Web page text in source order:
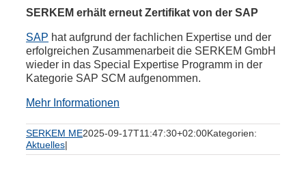
SERKEM erhält erneut Zertifikat von der SAP
SAP hat aufgrund der fachlichen Expertise und der
erfolgreichen Zusammenarbeit die SERKEM GmbH
wieder in das Special Expertise Programm in der
Kategorie SAP SCM aufgenommen.
Mehr Informationen
SERKEM ME2025-09-17T11:47:30+02:00Kategorien:
Aktuelles|